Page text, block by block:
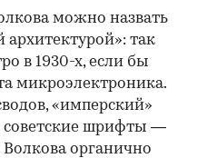
можно назвать
так
в 1930-х, если бы
микроэлектроника.
«имперский»
шрифты —
Волкова органично